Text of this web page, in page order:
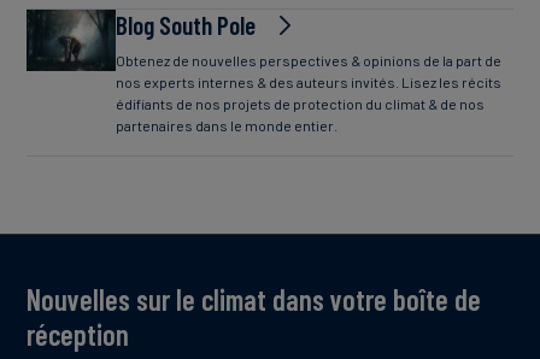
Blog South Pole
Obtenez de nouvelles perspectives & opinions de la part de
nos experts internes & des auteurs invités. Lisez les récits
édifiants de nos projets de protection du climat & de nos
partenaires dans le monde entier.
Nouvelles sur le climat dans votre boîte de
réception